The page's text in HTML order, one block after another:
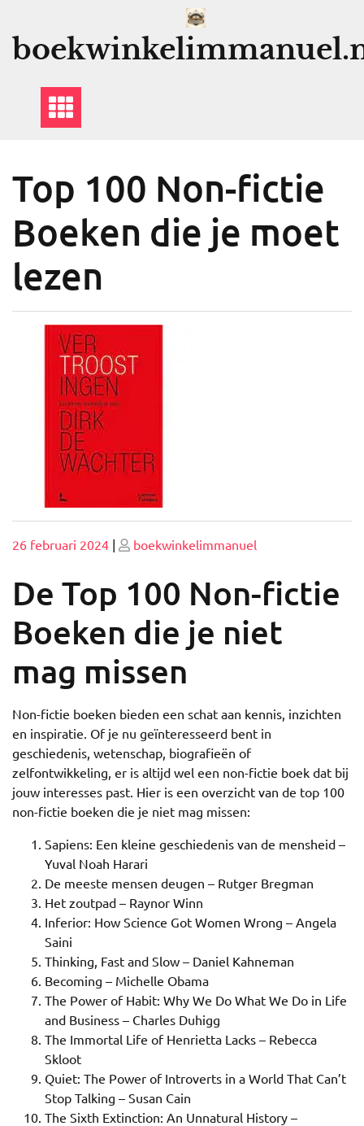
Top 100 Non-fictie
Boeken die je moet
lezen
Geplaatst
26 februari 2024 | Geplaatst
boekwinkelimmanuel
De Top 100 Non-fictie
Boeken die je niet
mag missen
Non-fictie boeken bieden een schat aan kennis, inzichten
en inspiratie. Of je nu geïnteresseerd bent in
geschiedenis, wetenschap, biografieën of
zelfontwikkeling, er is altijd wel een non-fictie boek dat bij
jouw interesses past. Hier is een overzicht van de top 100
non-fictie boeken die je niet mag missen:
Sapiens: Een kleine geschiedenis van de mensheid –
Yuval Noah Harari
De meeste mensen deugen – Rutger Bregman
Het zoutpad – Raynor Winn
Inferior: How Science Got Women Wrong – Angela
Saini
Thinking, Fast and Slow – Daniel Kahneman
Becoming – Michelle Obama
The Power of Habit: Why We Do What We Do in Life
and Business – Charles Duhigg
The Immortal Life of Henrietta Lacks – Rebecca
Skloot
Quiet: The Power of Introverts in a World That Can’t
Stop Talking – Susan Cain
The Sixth Extinction: An Unnatural History –